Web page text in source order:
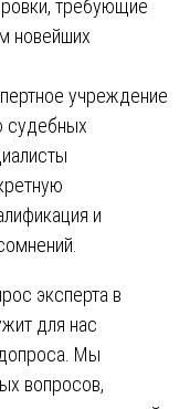
требующие
новейших
учреждение
судебных
и
эксперта в
для нас
Мы
вопросов,